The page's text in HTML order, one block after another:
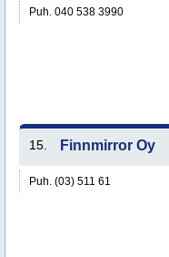
Puh. 040 538 3990
15. Finnmirror Oy
Puh. (03) 511 61